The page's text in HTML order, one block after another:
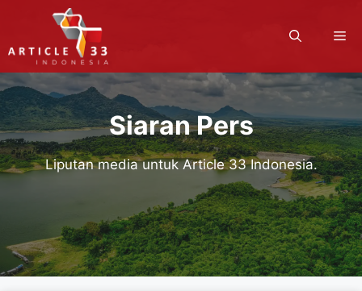
Langsung
isi
Siaran Pers
Liputan media untuk Article 33 Indonesia.